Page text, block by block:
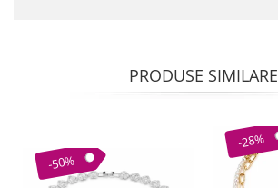
PRODUSE SIMILARE
-50%
-28%